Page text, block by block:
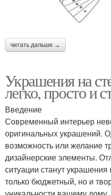
читать дальше →
Украшения на
легко, просто и
Введение
Современный интерьер
оригинальных украшений.
возможность или желание
дизайнерские элементы.
ситуации станут
только бюджетный, но и